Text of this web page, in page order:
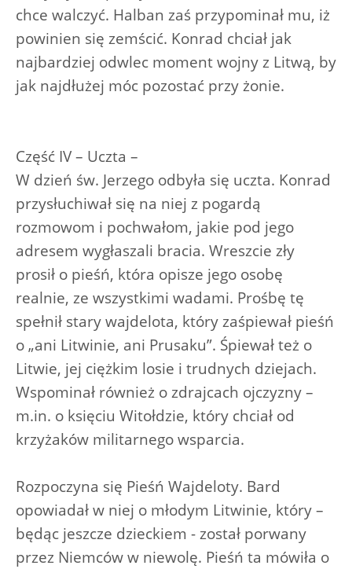
chce walczyć. Halban zaś przypominał mu, iż
powinien się zemścić. Konrad chciał jak
najbardziej odwlec moment wojny z Litwą, by
jak najdłużej móc pozostać przy żonie.
Część IV – Uczta –
W dzień św. Jerzego odbyła się uczta. Konrad
przysłuchiwał się na niej z pogardą
rozmowom i pochwałom, jakie pod jego
adresem wygłaszali bracia. Wreszcie zły
prosił o pieśń, która opisze jego osobę
realnie, ze wszystkimi wadami. Prośbę tę
spełnił stary wajdelota, który zaśpiewał pieśń
o „ani Litwinie, ani Prusaku”. Śpiewał też o
Litwie, jej ciężkim losie i trudnych dziejach.
Wspominał również o zdrajcach ojczyzny –
m.in. o księciu Witołdzie, który chciał od
krzyżaków militarnego wsparcia.
Rozpoczyna się Pieśń Wajdeloty. Bard
opowiadał w niej o młodym Litwinie, który –
będąc jeszcze dzieckiem - został porwany
przez Niemców w niewolę. Pieśń ta mówiła o